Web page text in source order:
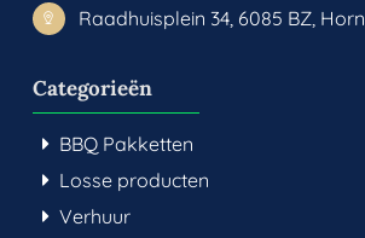
Raadhuisplein 34, 6085 BZ, Horn
Categorieën
BBQ Pakketten
Losse producten
Verhuur